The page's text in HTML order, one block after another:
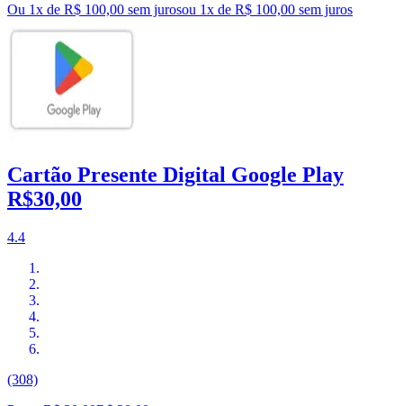
Ou 1x de R$ 100,00 sem jurosou 1x de R$ 100,00 sem juros
Cartão Presente Digital Google Play
R$30,00
4.4
(308)